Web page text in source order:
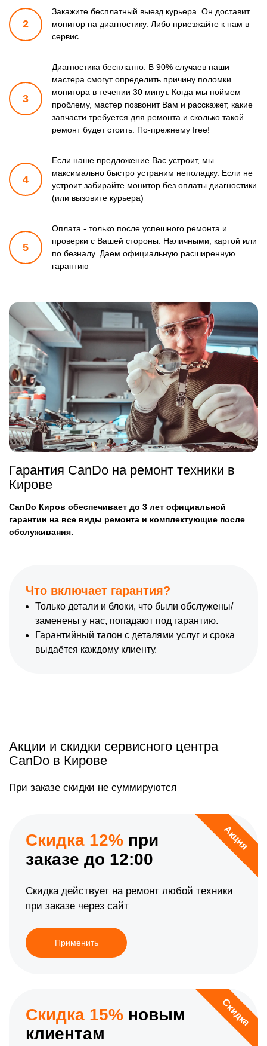
2
Закажите бесплатный выезд курьера. Он доставит
монитор на диагностику. Либо приезжайте к нам в
сервис
3
Диагностика бесплатно. В 90% случаев наши
мастера смогутопределить причину поломки
монитора в течении 30 минут. Когда мы поймем
проблему, мастер позвонит Вам и расскажет, какие
запчасти требуется для ремонта и сколько такой
ремонтбудет стоить. По-прежнему free!
4
Если наше предложение Вас устроит, мы
максимально быстро устраним неполадку. Если не
устроит забирайте монитор без оплаты диагностики
(или вызовите курьера)
5
Оплата - только после успешного ремонта и
проверки с Вашей стороны. Наличными, картой или
по безналу. Даем официальную расширенную
гарантию
Гарантия CanDo на ремонт техники в
Кирове
CanDo Киров обеспечивает до 3 лет официальной
гарантии на все виды ремонта и комплектующие после
обслуживания.
Что включает гарантия?
Только детали и блоки, что были обслужены/
заменены у нас, попадают под гарантию.
Гарантийный талон с деталями услуг и срока
выдаётся каждому клиенту.
Акции и скидки сервисного центра
CanDo в Кирове
При заказе скидки не суммируются
Акция
Скидка 12% при
заказе до 12:00
Скидка действует на ремонт любой техники
при заказе через сайт
Применить
Скидка
Скидка 15% новым
клиентам